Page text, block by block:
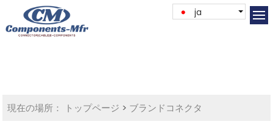
ja
現在の場所： トップページ > ブランドコネクタ